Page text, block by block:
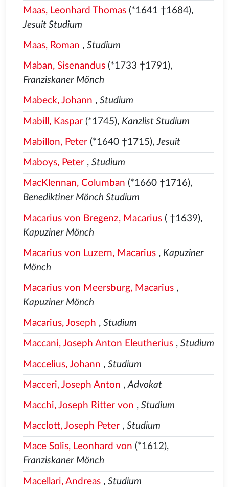
Maas, Leonhard Thomas(*1641 †1684),
Jesuit Studium
Maas, Roman , Studium
Maban, Sisenandus(*1733 †1791),
Franziskaner Mönch
Mabeck, Johann , Studium
Mabill, Kaspar(*1745), Kanzlist Studium
Mabillon, Peter(*1640 †1715),Jesuit
Maboys, Peter, Studium
MacKlennan, Columban (*1660 †1716),
Benediktiner Mönch Studium
Macarius von Bregenz, Macarius( †1639),
Kapuziner Mönch
Macarius von Luzern, Macarius, Kapuziner
Mönch
Macarius von Meersburg, Macarius,
Kapuziner Mönch
Macarius, Joseph , Studium
Maccani, Joseph Anton Eleutherius, Studium
Maccelius, Johann , Studium
Macceri, Joseph Anton ,Advokat
Macchi, Joseph Ritter von , Studium
Macclott, Joseph Peter, Studium
Mace Solis, Leonhard von (*1612),
Franziskaner Mönch
Macellari, Andreas, Studium